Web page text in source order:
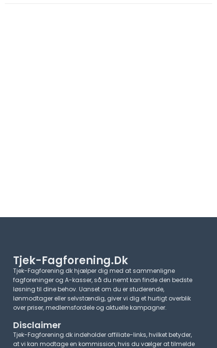
Tjek-Fagforening.dk
Tjek-Fagforening.dk hjælper dig med at sammenligne
fagforeninger og A-kasser, så du nemt kan finde den bedste
løsning til dine behov. Uanset om du er studerende,
lønmodtager eller selvstændig, giver vi dig et hurtigt overblik
over priser, medlemsfordele og aktuelle kampagner.​
Disclaimer
Tjek-Fagforening.dk indeholder affiliate-links, hvilket betyder,
at vi kan modtage en kommission, hvis du vælger at tilmelde